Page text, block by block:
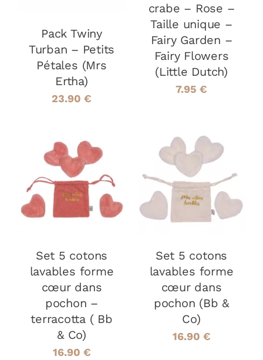
ÊTRE
CHOISIES
SUR
LA
PAGE
DU
Pack Twiny
Turban – Petits
Pétales (Mrs
Ertha)
23.90 €
crabe – Rose –
Taille unique –
Fairy Garden –
Fairy Flowers
(Little Dutch)
7.95 €
AJOUTER AU
PANIER
/
DÉTAILS
Set 5 cotons
lavables forme
cœur dans
pochon –
terracotta ( Bb
& Co)
16.90 €
AJOUTER AU
PANIER
/
DÉTAILS
Set 5 cotons
lavables forme
cœur dans
pochon (Bb &
Co)
16.90 €